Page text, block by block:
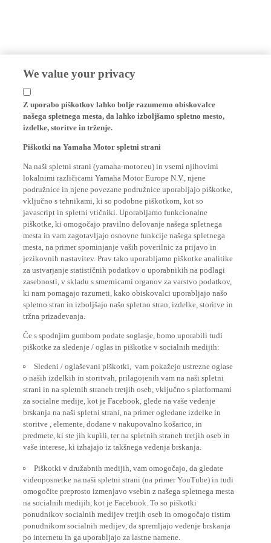
We value your privacy
Z uporabo piškotkov lahko bolje razumemo obiskovalce
našega spletnega mesta, da lahko izboljšamo spletno mesto,
izdelke, storitve in trženje.
Piškotki na Yamaha Motor spletni strani
Na naši spletni strani (yamaha-motor.eu) in vsemi njihovimi
lokalnimi različicami Yamaha Motor Europe N.V., njene
podružnice in njene povezane podružnice uporabljajo piškotke,
vključno s tehnikami, ki so podobne piškotkom, kot so
javascript in spletni vtičniki. Uporabljamo funkcionalne
piškotke, ki omogočajo pravilno delovanje našega spletnega
mesta in vam zagotavljajo osnovne funkcije našega spletnega
mesta, na primer spominjanje vaših poverilnic za prijavo in
jezikovnih nastavitev. Prav tako uporabljamo piškotke analitike
za ustvarjanje statističnih podatkov o uporabnikih na podlagi
zasebnosti, v skladu s smernicami organov za varstvo podatkov,
ki nam pomagajo razumeti, kako obiskovalci uporabljajo našo
spletno stran in izboljšajo našo spletno stran, izdelke, storitve in
tržna prizadevanja.
Če s spodnjim gumbom podate soglasje, bomo uporabili tudi
piškotke za sledenje / oglas in piškotke v socialnih medijih:
Sledeni / oglaševani piškotki, vam pokažejo ustrezne oglase
o naših izdelkih in storitvah, prilagojenih vam na naši spletni
strani in na spletnih straneh tretjih oseb, vključno s platformami
za socialne medije, kot je Facebook, glede na vaše vedenje
brskanja na naši spletni strani, na primer ogledane izdelke in
storitve , elemente, dodane v nakupovalno košarico, in
predmete, ki ste jih kupili, ter na spletnih straneh tretjih oseb in
vaše interese, ki izhajajo iz takšnega vedenja brskanja.
Piškotki v družabnih medijih, vam omogočajo, da gledate
videoposnetke na naši spletni strani (na primer YouTube) in tudi
omogočite preprosto izmenjavo vsebin z našega spletnega mesta
na socialnih medijih, kot je Facebook. To so piškotki
ponudnikov socialnih medijev tretjih oseb in omogočajo tistim
ponudnikom socialnih medijev, da spremljajo vedenje brskanja
po internetu in ga uporabljajo za lastne namene.